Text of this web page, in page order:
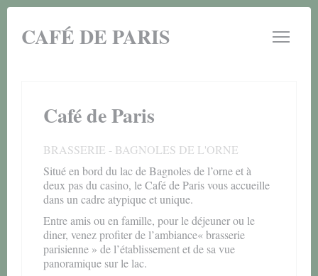
Personnalisation de vos choix en matière de cookies
CAFÉ DE PARIS
Café de Paris
BRASSERIE - BAGNOLES DE L'ORNE
Situé en bord du lac de Bagnoles de l’orne et à
deux pas du casino, le Café de Paris vous accueille
dans un cadre atypique et unique.
Entre amis ou en famille, pour le déjeuner ou le
diner, venez profiter de l’ambiance« brasserie
parisienne » de l’établissement et de sa vue
panoramique sur le lac.